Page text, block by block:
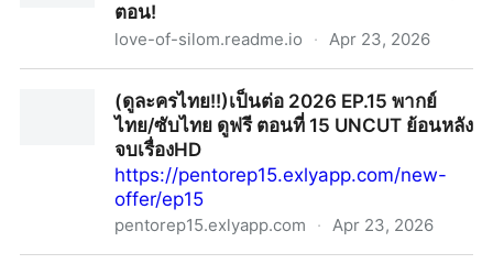
ตอน!
love-of-silom.readme.io · Apr 23, 2026
UNCUT ย้อนหลัง เต็มเรื่อง HD ทุกตอน!
(ดูละครไทย!!)เป็นต่อ 2026 EP.15 พากย์
ไทย/ซับไทย ดูฟรี ตอนที่ 15 UNCUT ย้อนหลัง
จบเรื่องHD
https://pentorep15.exlyapp.com/new-
offer/ep15
pentorep15.exlyapp.com · Apr 23, 2026